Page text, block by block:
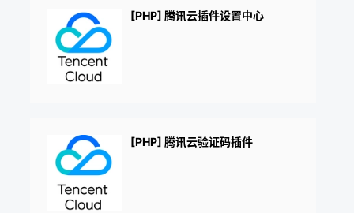
[PHP] 腾讯云插件设置中心
[PHP] 腾讯云验证码插件